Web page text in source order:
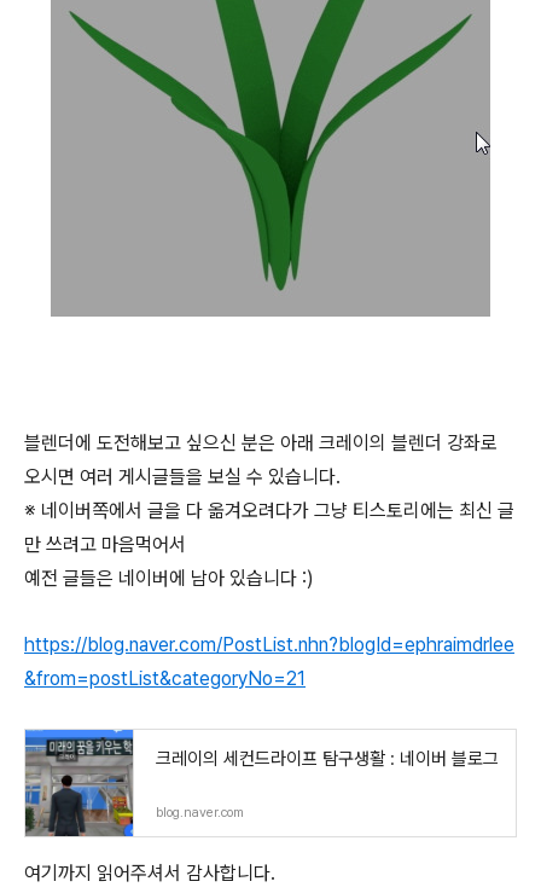
블렌더에 도전해보고 싶으신 분은 아래 크레이의 블렌더 강좌로
오시면 여러 게시글들을 보실 수 있습니다.
※ 네이버쪽에서 글을 다 옮겨오려다가 그냥 티스토리에는 최신 글
만 쓰려고 마음먹어서
예전 글들은 네이버에 남아 있습니다 :)
https://blog.naver.com/PostList.nhn?blogId=ephraimdrlee
&from=postList&categoryNo=21
크레이의 세컨드라이프 탐구생활 : 네이버 블로그
blog.naver.com
여기까지 읽어주셔서 감사합니다.